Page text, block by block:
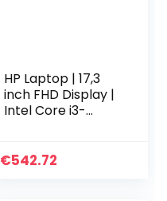
HP Laptop | 17,3
inch FHD Display |
Intel Core i3-
geheugen | Intel
€542.72